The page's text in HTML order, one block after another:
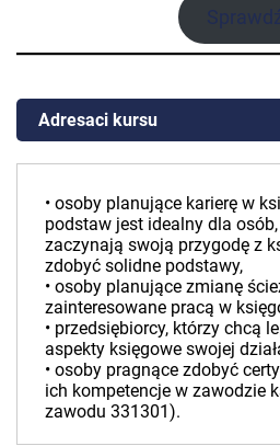
Adresaci kursu
• osoby planujące karierę w
podstaw jest idealny dla
zaczynają swoją przygodę z
zdobyć solidne podstawy,
• osoby planujące zmianę
zainteresowane pracą w
• przedsiębiorcy, którzy chcą
aspekty księgowe swojej
• osoby pragnące zdobyć
ich kompetencje w zawodzie
zawodu 331301).